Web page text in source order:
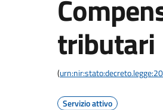
tributari
(
Servizio attivo